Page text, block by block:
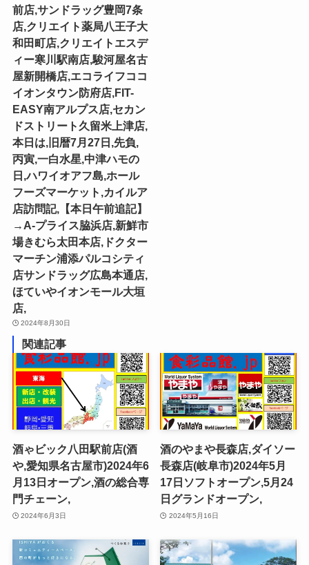
前店,サンドラッグ豊岡7条
店,クリエイト薬局八王子大
和田町店,クリエイトエスデ
ィー寒川駅南店,駿河屋名古
屋新開橋店,エコライフココ
イオンタウン防府店,FIT-
EASY南アルプス店,セカン
ドストリート久留米上津店,
本日は,旧暦7月27日,先負,
丙寅,一白水星,中津ハモの
日,ハワイオアフ島,ホール
フーズマーケット,カイルア
店訪問記,【本日午前追記】
→A-プライス脇浜店,新鮮市
場きむら太田本店,ドクター
マーチン浦添パルコシティ
店サンドラッグ広島本通店,
ほていやイオンモール大垣
店,
2024年8月30日
関連記事
酒ゃビック八田駅前店(酒
や,愛知県名古屋市)2024年6
月13日オープン,酒の総合専
門チェーン,
2024年6月3日
酒のやまや長森店,ダイソー
長森店(岐阜市)2024年5月
17日ソフトオープン,5月24
日グランドオープン,
2024年5月16日